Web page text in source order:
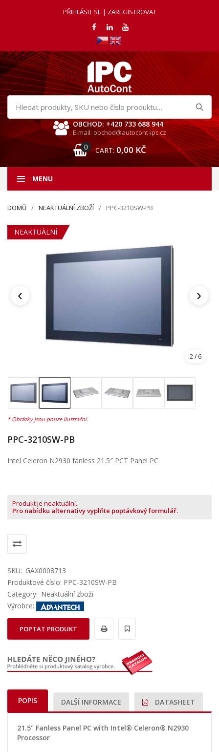
PŘIHLÁSIT SE | ZAREGISTROVAT
Hledat
produkty
OBCHOD: +420 733 688 944
E-mail: obchod@autocont-ipc.cz
0 CART: 0,00 KČ
MENU
DOMŮ NEAKTUÁLNÍ ZBOŽÍ PPC-3210SW-PB
NEAKTUÁLNÍ
‹ ›
2/ 6
PPC-3210SW-PB
Intel Celeron N2930 fanless 21.5″ PCT Panel PC
Produkt je neaktuální.
Pro nabídku alternativy vyplňte poptávkový formulář.
SKU: GAX0008713
Produktové číslo: PPC-3210SW-PB
Category: Neaktuální zboží
Výrobce:
POPTAT PRODUKT
POPIS DALŠÍ INFORMACE DATASHEET
21.5" Fanless Panel PC with Intel® Celeron® N2930
Processor